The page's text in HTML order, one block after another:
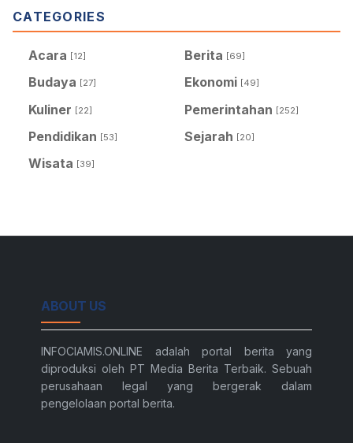
CATEGORIES
Acara [12] Berita [69]
Budaya [27] Ekonomi [49]
Kuliner [22] Pemerintahan [252]
Pendidikan [53] Sejarah [20]
Wisata [39]
ABOUT US
INFOCIAMIS.ONLINE adalah portal berita yang
diproduksi oleh PT Media Berita Terbaik. Sebuah
perusahaan legal yang bergerak dalam
pengelolaan portal berita.